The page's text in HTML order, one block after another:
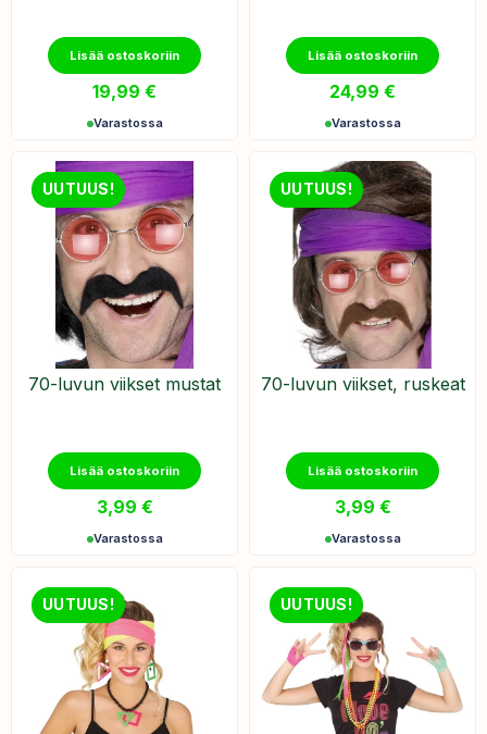
Lisää ostoskoriin
19,99 €
Varastossa
Lisää ostoskoriin
24,99 €
Varastossa
UUTUUS!
70-luvun viikset mustat
Lisää ostoskoriin
3,99 €
Varastossa
UUTUUS!
70-luvun viikset, ruskeat
Lisää ostoskoriin
3,99 €
Varastossa
UUTUUS! UUTUUS!